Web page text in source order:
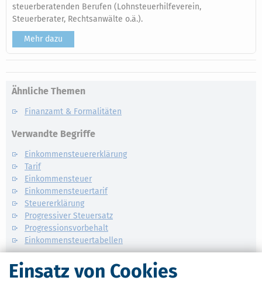
Einsatz von Cookies
steuerberatenden Berufen (Lohnsteuerhilfeverein,
Steuerberater, Rechtsanwälte o.ä.).
Mehr dazu
Ähnliche Themen
Finanzamt & Formalitäten
Verwandte Begriffe
Einkommensteuererklärung
Tarif
Einkommensteuer
Einkommensteuertarif
Steuererklärung
Progressiver Steuersatz
Progressionsvorbehalt
Einkommensteuertabellen